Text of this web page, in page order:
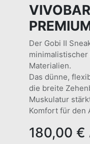
Der Gobi II
Materialien.
Das dünne,
die breite
Muskulatur
Komfort für den
180,00 €